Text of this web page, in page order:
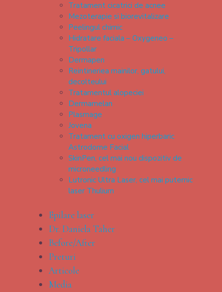
Tratament cicatrici de acnee
Mezoterapie si biorevitalizare
Peelingul chimic
Hidratare faciala – Oxygeneo –
Tripollar
Dermapen
Reintineriea mainilor, gatului,
decolteului
Tratamentul alopeciei
Dermamelan
Plasmage
Jovena
Tratament cu oxigen hiperbaric
Astrodome Facial
SkinPen, cel mai nou dispozitiv de
microneedling
Lutronic Ultra Laser, cel mai puternic
laser Thulium
Epilare laser
Dr. Daniela Taher
Before/After
Preturi
Articole
Media